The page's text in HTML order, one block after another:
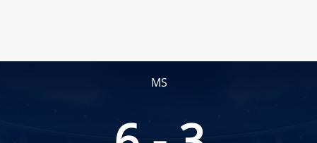
MS